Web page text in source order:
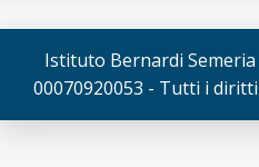
Istituto Bernardi Semeria
00070920053 - Tutti i